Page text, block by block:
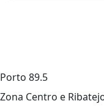
Porto 89.5
Zona Centro e